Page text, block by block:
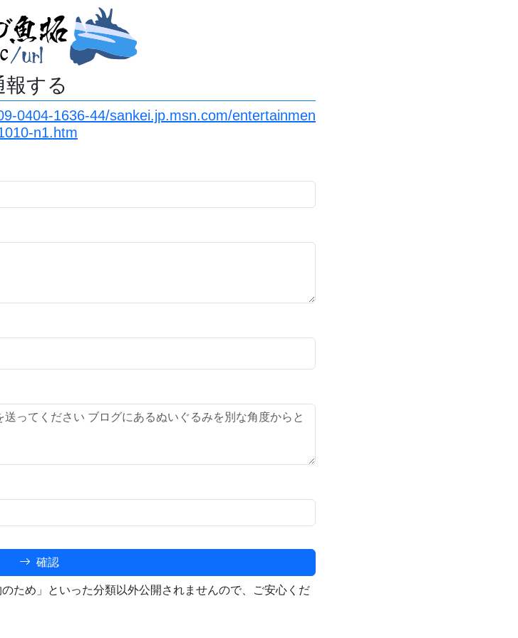
する
0404-1636-44/sankei.jp.msn.com/entertainmen
n1.htm
確認
ため」といった分類以外公開されませんので、ご安心くだ